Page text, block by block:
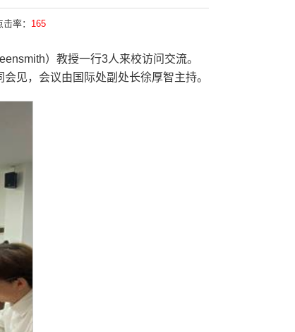
击率： 165
）教授一行3人来校访问交流。
见，会议由国际处副处长徐厚智主持。